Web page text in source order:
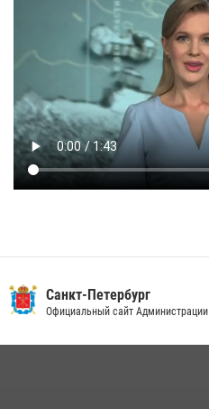
Санкт-Петербург
Официальный сайт Администрации